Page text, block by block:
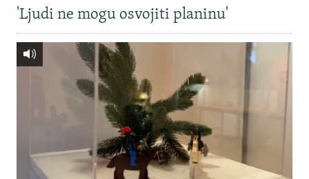
'Ljudi ne mogu osvojiti planinu'